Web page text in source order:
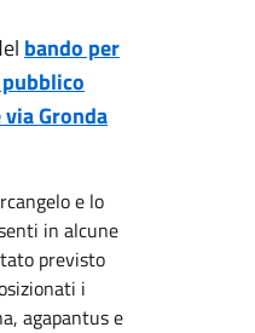
bando per
Gronda
e lo
in alcune
previsto
i
agapantus e